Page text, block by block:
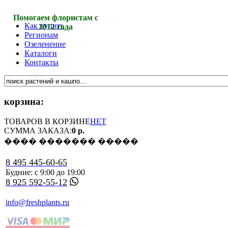
Помогаем флористам с
2012 года
Как купить
Регионам
Озеленение
Каталоги
Контакты
корзина:
ТОВАРОВ В КОРЗИНЕНЕТ
СУММА ЗАКАЗА:0 р.
���� ������� �����
8 495 445-60-65
Будние: с 9:00 до 19:00
8 925 592-55-12
info@freshplants.ru